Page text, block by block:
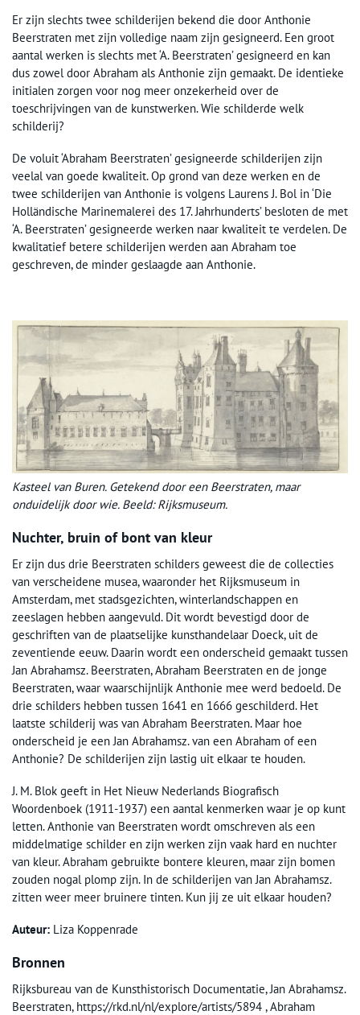
Er zijn slechts twee schilderijen bekend die door Anthonie
Beerstraten met zijn volledige naam zijn gesigneerd. Een groot
aantal werken is slechts met ‘A. Beerstraten’ gesigneerd en kan
dus zowel door Abraham als Anthonie zijn gemaakt. De identieke
initialen zorgen voor nog meer onzekerheid over de
toeschrijvingen van de kunstwerken. Wie schilderde welk
schilderij?
De voluit ‘Abraham Beerstraten’ gesigneerde schilderijen zijn
veelal van goede kwaliteit. Op grond van deze werken en de
twee schilderijen van Anthonie is volgens Laurens J. Bol in ‘Die
Holländische Marinemalerei des 17. Jahrhunderts’ besloten de met
‘A. Beerstraten’ gesigneerde werken naar kwaliteit te verdelen. De
kwalitatief betere schilderijen werden aan Abraham toe
geschreven, de minder geslaagde aan Anthonie.
Kasteel van Buren. Getekend door een Beerstraten, maar
onduidelijk door wie. Beeld: Rijksmuseum.
Nuchter, bruin of bont van kleur
Er zijn dus drie Beerstraten schilders geweest die de collecties
van verscheidene musea, waaronder het Rijksmuseum in
Amsterdam, met stadsgezichten, winterlandschappen en
zeeslagen hebben aangevuld. Dit wordt bevestigd door de
geschriften van de plaatselijke kunsthandelaar Doeck, uit de
zeventiende eeuw. Daarin wordt een onderscheid gemaakt tussen
Jan Abrahamsz. Beerstraten, Abraham Beerstraten en de jonge
Beerstraten, waar waarschijnlijk Anthonie mee werd bedoeld. De
drie schilders hebben tussen 1641 en 1666 geschilderd. Het
laatste schilderij was van Abraham Beerstraten. Maar hoe
onderscheid je een Jan Abrahamsz. van een Abraham of een
Anthonie? De schilderijen zijn lastig uit elkaar te houden.
J. M. Blok geeft in Het Nieuw Nederlands Biografisch
Woordenboek (1911-1937) een aantal kenmerken waar je op kunt
letten. Anthonie van Beerstraten wordt omschreven als een
middelmatige schilder en zijn werken zijn vaak hard en nuchter
van kleur. Abraham gebruikte bontere kleuren, maar zijn bomen
zouden nogal plomp zijn. In de schilderijen van Jan Abrahamsz.
zitten weer meer bruinere tinten. Kun jij ze uit elkaar houden?
Auteur: Liza Koppenrade
Bronnen
Rijksbureau van de Kunsthistorisch Documentatie, Jan Abrahamsz.
Beerstraten, https://rkd.nl/nl/explore/artists/5894 , Abraham